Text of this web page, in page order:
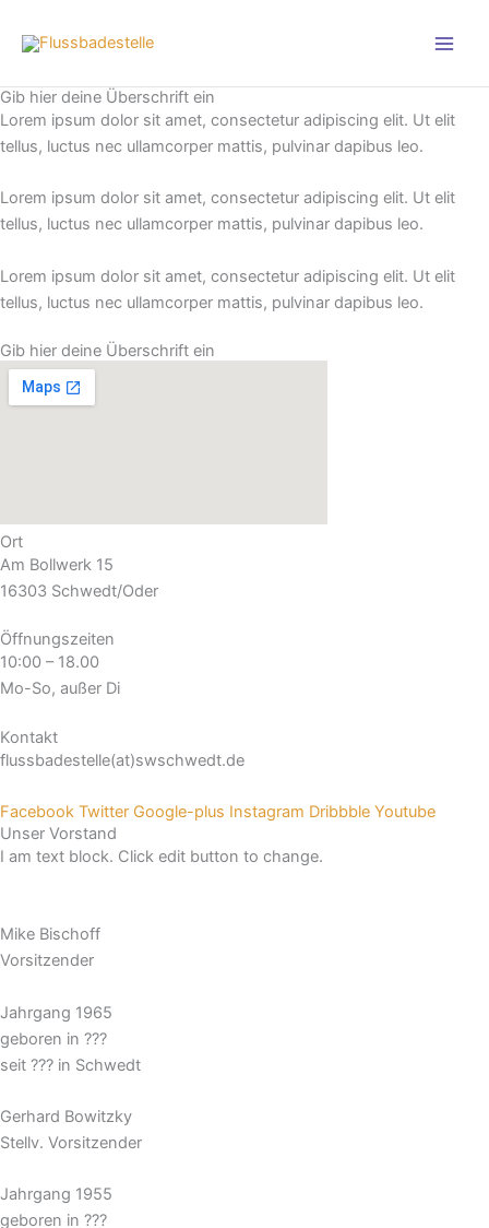
Inhalt
Gib hier deine Überschrift ein
Lorem ipsum dolor sit amet, consectetur adipiscing elit. Ut elit
tellus, luctus nec ullamcorper mattis, pulvinar dapibus leo.
Lorem ipsum dolor sit amet, consectetur adipiscing elit. Ut elit
tellus, luctus nec ullamcorper mattis, pulvinar dapibus leo.
Lorem ipsum dolor sit amet, consectetur adipiscing elit. Ut elit
tellus, luctus nec ullamcorper mattis, pulvinar dapibus leo.
Gib hier deine Überschrift ein
Ort
Am Bollwerk 15
16303 Schwedt/Oder
Öffnungszeiten
10:00 – 18.00
Mo-So, außer Di
Kontakt
flussbadestelle(at)swschwedt.de
Facebook Twitter Google-plus Instagram Dribbble Youtube
Unser Vorstand
I am text block. Click edit button to change.
Mike Bischoff
Vorsitzender
Jahrgang 1965
geboren in ???
seit ??? in Schwedt
Gerhard Bowitzky
Stellv. Vorsitzender
Jahrgang 1955
geboren in ???